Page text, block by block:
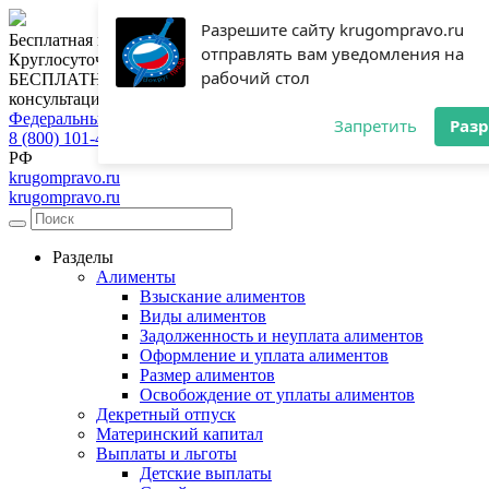
Разрешите сайту krugompravo.ru
отправлять вам уведомления на
рабочий стол
Запретить
Бесплатная консультация юриста
Круглосуточная горячая линия
БЕСПЛАТНАЯ
консультация
Федеральный номер
8 (800) 101-46-28
РФ
krugompravo.ru
krugompravo.ru
Разделы
Алименты
Взыскание алиментов
Виды алиментов
Задолженность и неуплата алиментов
Оформление и уплата алиментов
Размер алиментов
Освобождение от уплаты алиментов
Декретный отпуск
Материнский капитал
Выплаты и льготы
Детские выплаты